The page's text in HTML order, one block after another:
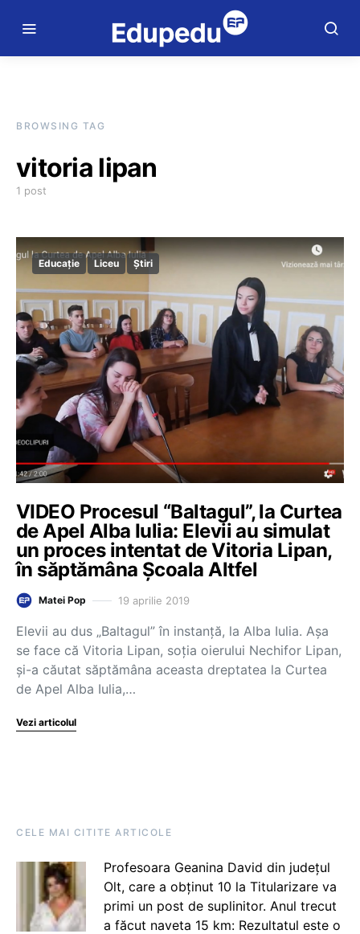
BROWSING TAG
vitoria lipan
1 post
Educație Liceu Știri
VIDEO Procesul “Baltagul”, la Curtea
de Apel Alba Iulia: Elevii au simulat
un proces intentat de Vitoria Lipan,
în săptămâna Școala Altfel
Matei Pop 19 aprilie 2019
Elevii au dus „Baltagul” în instanță, la Alba Iulia. Așa
se face că Vitoria Lipan, soția oierului Nechifor Lipan,
și-a căutat săptămâna aceasta dreptatea la Curtea
de Apel Alba Iulia,…
Vezi articolul
CELE MAI CITITE ARTICOLE
Profesoara Geanina David din județul
Olt, care a obținut 10 la Titularizare va
primi un post de suplinitor. Anul trecut
a făcut naveta 15 km: Rezultatul este o